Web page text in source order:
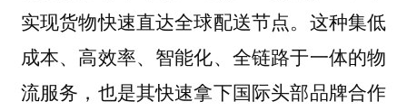
实现货物快速直达全球配送节点。这种集低
成本、高效率、智能化、全链路于一体的物
流服务，也是其快速拿下国际头部品牌合作